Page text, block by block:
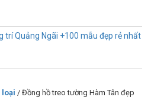
trí Quảng Ngãi +100 mẫu đẹp rẻ nhất
loại / Đồng hồ treo tường Hàm Tân đẹp